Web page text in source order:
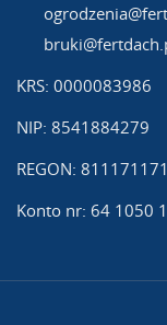
KRS: 0000083986
NIP: 8541884279
REGON: 811171171
Konto nr: 64 1050